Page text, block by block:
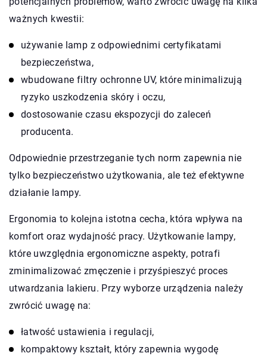
ważnych kwestii:
używanie lamp z odpowiednimi certyfikatami
bezpieczeństwa,
wbudowane filtry ochronne UV, które minimalizują
ryzyko uszkodzenia skóry i oczu,
dostosowanie czasu ekspozycji do zaleceń
producenta.
Odpowiednie przestrzeganie tych norm zapewnia nie
tylko bezpieczeństwo użytkowania, ale też efektywne
działanie lampy.
Ergonomia to kolejna istotna cecha, która wpływa na
komfort oraz wydajność pracy. Użytkowanie lampy,
które uwzględnia ergonomiczne aspekty, potrafi
zminimalizować zmęczenie i przyśpieszyć proces
utwardzania lakieru. Przy wyborze urządzenia należy
zwrócić uwagę na:
łatwość ustawienia i regulacji,
kompaktowy kształt, który zapewnia wygodę